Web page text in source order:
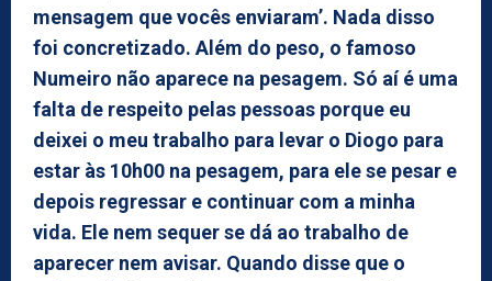
mensagem que vocês enviaram’. Nada disso
foi concretizado. Além do peso, o famoso
Numeiro não aparece na pesagem. Só aí é uma
falta de respeito pelas pessoas porque eu
deixei o meu trabalho para levar o Diogo para
estar às 10h00 na pesagem, para ele se pesar e
depois regressar e continuar com a minha
vida. Ele nem sequer se dá ao trabalho de
aparecer nem avisar. Quando disse que o